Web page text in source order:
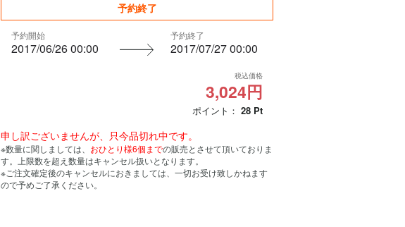
予約終了
予約開始
2017/06/26 00:00
予約終了
2017/07/27 00:00
税込価格
3,024円
ポイント： 28 Pt
申し訳ございませんが、只今品切れ中です。
※数量に関しましては、 おひとり様6個までの販売とさせて頂いておりま
す。上限数を超え数量はキャンセル扱いとなります。
※ご注文確定後のキャンセルにおきましては、一切お受け致しかねます
ので予めご了承ください。